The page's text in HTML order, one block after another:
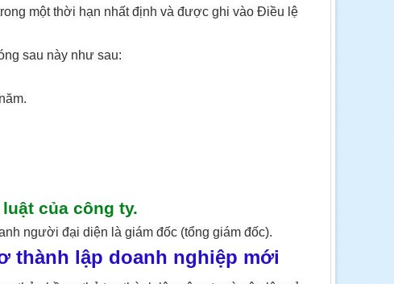
một thời hạn nhất định và được ghi vào Điều lệ
sau này như sau:
của công ty.
người đại diện là giám đốc (tổng giám đốc).
thành lập doanh nghiệp mới